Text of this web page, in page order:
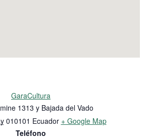
GaraCultura
1313 y Bajada del Vado
010101 Ecuador + Google Map
Teléfono